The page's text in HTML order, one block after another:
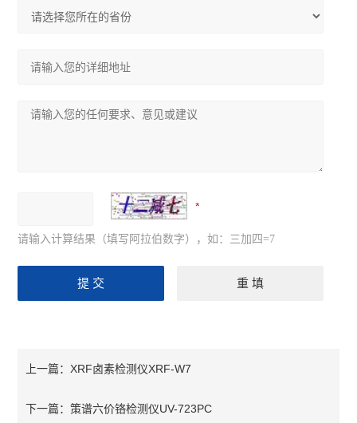
请输入计算结果（填写阿拉伯数字），如：三加四=7
上一篇： XRF卤素检测仪XRF-W7
下一篇：策谱六价铬检测仪UV-723PC